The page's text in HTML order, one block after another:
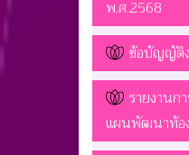
พ.ศ.2568
ข้อบัญญัติ
รายงานก
แผนพัฒนาท้อ